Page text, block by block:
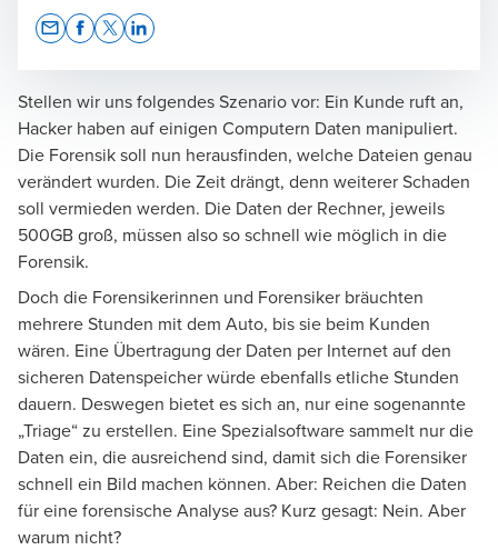
Stellen wir uns folgendes Szenario vor: Ein Kunde ruft an,
Hacker haben auf einigen Computern Daten manipuliert.
Die Forensiksoll nun herausfinden, welche Dateien genau
verändert wurden. Die Zeit drängt, denn weiterer Schaden
soll vermieden werden. Die Daten der Rechner, jeweils
500GB groß, müssen also so schnell wie möglich in die
Forensik.
Doch die Forensikerinnen und Forensiker bräuchten
mehrere Stunden mit dem Auto, bis sie beim Kunden
wären. Eine Übertragung der Daten per Internet auf den
sicheren Datenspeicher würde ebenfalls etliche Stunden
dauern. Deswegen bietet es sich an, nur eine sogenannte
„Triage“ zu erstellen. Eine Spezialsoftware sammelt nur die
Daten ein, die ausreichend sind, damit sich die Forensiker
schnell ein Bild machen können. Aber: Reichen die Daten
für eine forensische Analyse aus? Kurz gesagt: Nein. Aber
warum nicht?
Jan Starke
Senior Consultant, Incident Response
Tobias Kasch
Senior Manager, Incident Response